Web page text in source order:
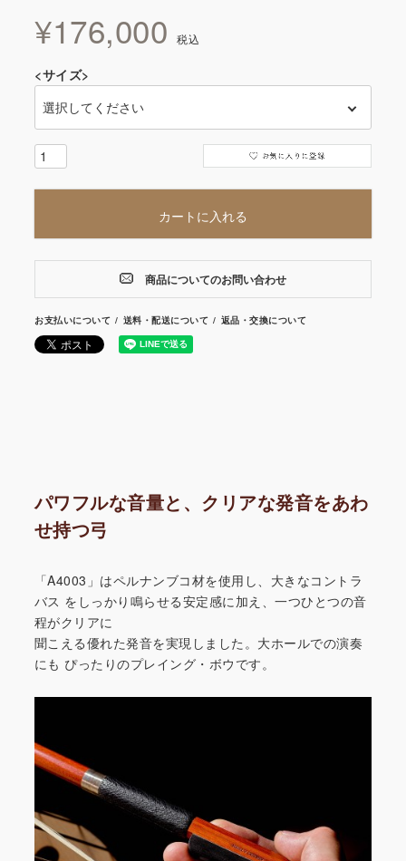
¥176,000 税込
<サイズ>
カートに入れる
商品についてのお問い合わせ
お支払いについて 送料・配送について 返品・交換について
パワフルな音量と、クリアな発音をあわ
せ持つ弓
「A4003」はペルナンブコ材を使用し、大きなコントラ
バス をしっかり鳴らせる安定感に加え、一つひとつの音
程がクリアに
聞こえる優れた発音を実現しました。大ホールでの演奏
にも ぴったりのプレイング・ボウです。